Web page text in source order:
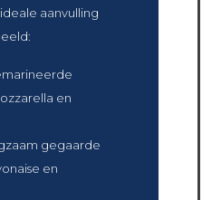
aanvulling
en
gegaarde
en